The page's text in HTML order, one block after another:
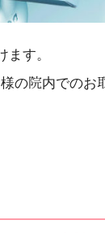
す。
の院内でのお